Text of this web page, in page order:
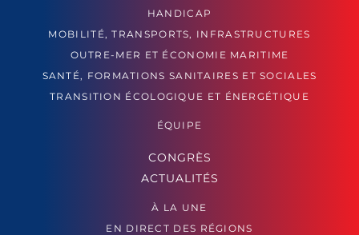
HANDICAP
MOBILITÉ, TRANSPORTS, INFRASTRUCTURES
OUTRE-MER ET ÉCONOMIE MARITIME
SANTÉ, FORMATIONS SANITAIRES ET SOCIALES
TRANSITION ÉCOLOGIQUE ET ÉNERGÉTIQUE
ÉQUIPE
CONGRÈS
ACTUALITÉS
À LA UNE
EN DIRECT DES RÉGIONS